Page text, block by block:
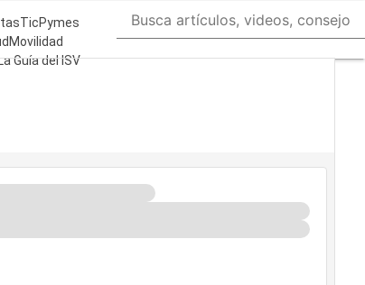
TicPymes
Movilidad
Guía del ISV